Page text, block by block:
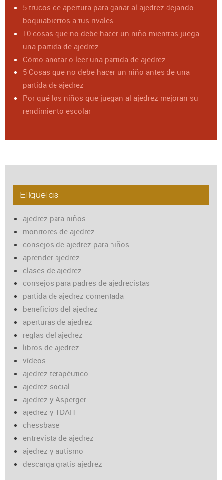
5 trucos de apertura para ganar al ajedrez dejando
boquiabiertos a tus rivales
10 cosas que no debe hacer un niño mientras juega
una partida de ajedrez
Cómo anotar o leer una partida de ajedrez
5 Cosas que no debe hacer un niño antes de una
partida de ajedrez
Por qué los niños que juegan al ajedrez mejoran su
rendimiento escolar
Etiquetas
ajedrez para niños
monitores de ajedrez
consejos de ajedrez para niños
aprender ajedrez
clases de ajedrez
consejos para padres de ajedrecistas
partida de ajedrez comentada
beneficios del ajedrez
aperturas de ajedrez
reglas del ajedrez
libros de ajedrez
vídeos
ajedrez terapéutico
ajedrez social
ajedrez y Asperger
ajedrez y TDAH
chessbase
entrevista de ajedrez
ajedrez y autismo
descarga gratis ajedrez